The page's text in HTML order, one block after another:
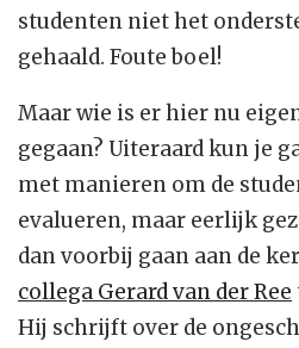
studenten niet het
gehaald. Foute boel!
Maar wie is er hier nu
gegaan? Uiteraard kun je
met manieren om de
evalueren, maar eerlijk
dan voorbij gaan aan de
collega Gerard van der Ree
Hij schrijft over de